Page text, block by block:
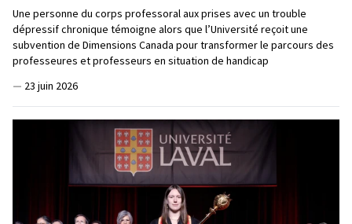
Une personne du corps professoral aux prises avec un trouble
dépressif chronique témoigne alors que l’Université reçoit une
subvention de Dimensions Canada pour transformer le parcours des
professeures et professeurs en situation de handicap
— 23 juin 2026